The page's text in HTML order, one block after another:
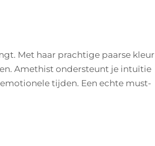
Met haar prachtige paarse kleur
Amethist ondersteunt je intuïtie
tijden. Een echte must-